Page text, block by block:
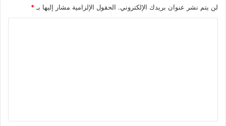
لن يتم نشر عنوان بريدك الإلكتروني. الحقول الإلزامية مشار إليها بـ *